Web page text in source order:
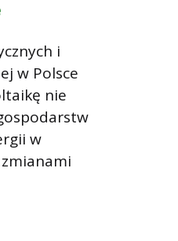
i
w Polsce
nie
w